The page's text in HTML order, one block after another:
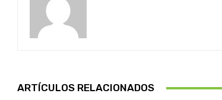
ARTÍCULOS RELACIONADOS